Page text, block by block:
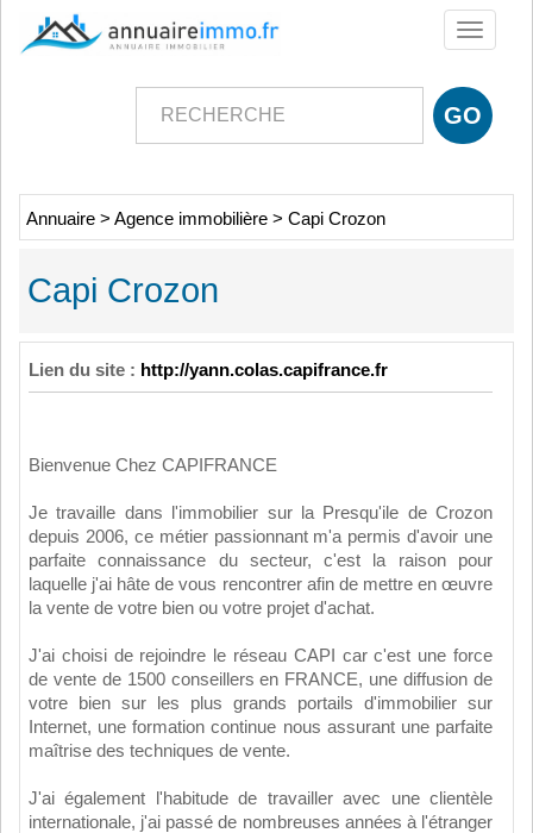
Toggle
Annuaire > Agence immobilière > Capi Crozon
Capi Crozon
Lien du site : http://yann.colas.capifrance.fr
Bienvenue Chez CAPIFRANCE
Je travaille dans l'immobilier sur la Presqu'ile de Crozon
depuis 2006, ce métier passionnant m'a permis d'avoir une
parfaite connaissance du secteur, c'est la raison pour
laquelle j'ai hâte de vous rencontrer afin de mettre en œuvre
la vente de votre bien ou votre projet d'achat.
J'ai choisi de rejoindre le réseau CAPI car c'est une force
de vente de 1500 conseillers en FRANCE, une diffusion de
votre bien sur les plus grands portails d'immobilier sur
Internet, une formation continue nous assurant une parfaite
maîtrise des techniques de vente.
J'ai également l'habitude de travailler avec une clientèle
internationale, j'ai passé de nombreuses années à l'étranger